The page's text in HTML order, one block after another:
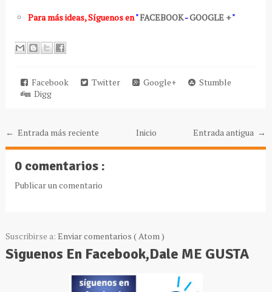
Para más ideas,Síguenos en"FACEBOOK-GOOGLE +"
Facebook Twitter Google+
Stumble
Digg
← Entrada más reciente Entrada antigua →
Inicio
0 comentarios :
Publicar un comentario
Suscribirse a: Enviar comentarios ( Atom )
Siguenos En Facebook,Dale ME GUSTA